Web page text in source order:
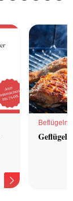
Geflügel